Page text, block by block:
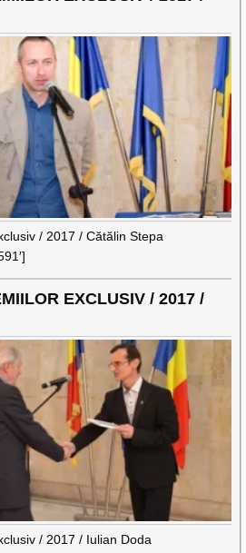
/ 2017 / Cătălin Stepa
EXCLUSIV / 2017 /
/ 2017 / Iulian Doda